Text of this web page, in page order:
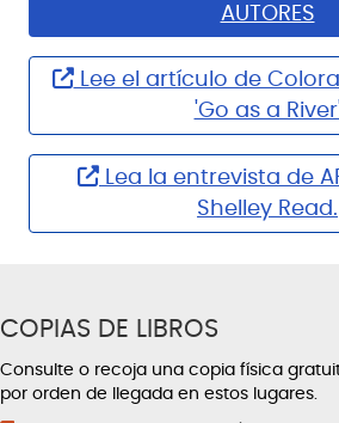
AUTORES
Lee el artículo de
'Go as a River'
Lea la entrevista de
Shelley Read.
COPIAS DE LIBROS
Consulte o recoja una copia física
por orden de llegada en estos lugares.